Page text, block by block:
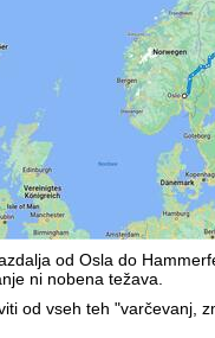
od Osla do
ni nobena težava.
od vseh teh "varčevanj,